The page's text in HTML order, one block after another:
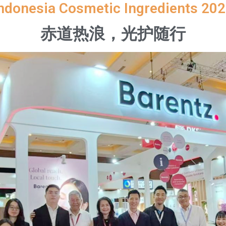
Cosmetic Ingredients
赤道热浪，光护随行